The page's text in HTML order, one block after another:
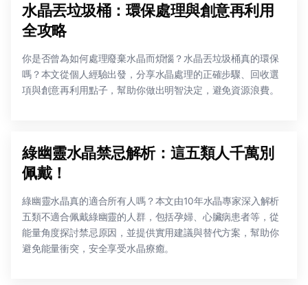
水晶丟垃圾桶：環保處理與創意再利用
全攻略
你是否曾為如何處理廢棄水晶而煩惱？水晶丟垃圾桶真的環保
嗎？本文從個人經驗出發，分享水晶處理的正確步驟、回收選
項與創意再利用點子，幫助你做出明智決定，避免資源浪費。
綠幽靈水晶禁忌解析：這五類人千萬別
佩戴！
綠幽靈水晶真的適合所有人嗎？本文由10年水晶專家深入解析
五類不適合佩戴綠幽靈的人群，包括孕婦、心臟病患者等，從
能量角度探討禁忌原因，並提供實用建議與替代方案，幫助你
避免能量衝突，安全享受水晶療癒。